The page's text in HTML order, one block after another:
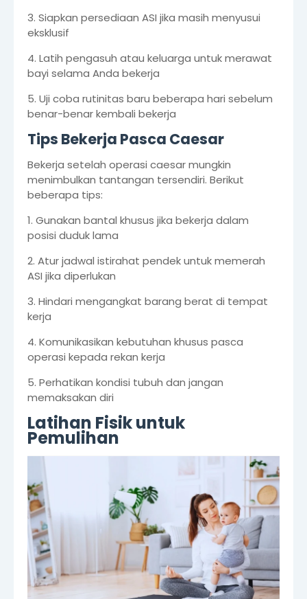
3. Siapkan persediaan ASI jika masih menyusui
eksklusif
4. Latih pengasuh atau keluarga untuk merawat
bayi selama Anda bekerja
5. Uji coba rutinitas baru beberapa hari sebelum
benar-benar kembali bekerja
Tips Bekerja Pasca Caesar
Bekerja setelah operasi caesar mungkin
menimbulkan tantangan tersendiri. Berikut
beberapa tips:
1. Gunakan bantal khusus jika bekerja dalam
posisi duduk lama
2. Atur jadwal istirahat pendek untuk memerah
ASI jika diperlukan
3. Hindari mengangkat barang berat di tempat
kerja
4. Komunikasikan kebutuhan khusus pasca
operasi kepada rekan kerja
5. Perhatikan kondisi tubuh dan jangan
memaksakan diri
Latihan Fisik untuk
Pemulihan